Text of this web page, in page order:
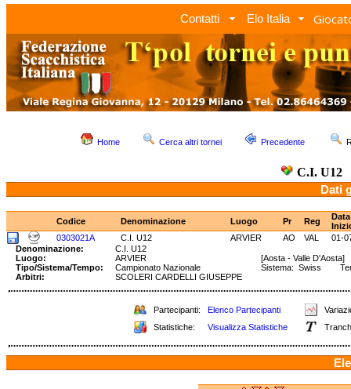
Contatti Elo Italia
Home Cerca altri tornei Precedente
C.I. U12
Dati
Codice Denominazione Luogo Pr Reg
Data
0303021A
C.I. U12 ARVIER AO VAL
01-
Denominazione:
C.I. U12
Luogo:
ARVIER
[Aosta - Valle D'Aosta]
Tipo/Sistema/Tempo:
Campionato Nazionale
Sistema: Swiss
Arbitri:
SCOLERI CARDELLI GIUSEPPE
Partecipanti: Elenco Partecipanti
Statistiche:
Visualizza Statistiche